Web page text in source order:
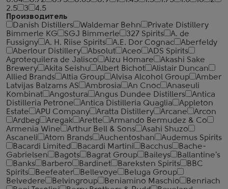
2.5
3
4.5
Производитель
Danish Distillers
Waldemar Behn
Private Distillery
Bimmerle KG
SGJ Bimmerle 327 Spirits
A. de
Fussigny
A. H. Riise Spirits A.E. Dor Cognac
Aberfeldy
Aberlour Distillery
Absolut Aceo
ADS Spirits
Agrotequilera de Jalisco
Aizu Homare
Akashi Sake
Brewery
Akita Seishu Albert Bichot
Alistair Duncan
Allied Brands
Altia Group Alvisa Alcohol Group
Amber
Latvijas Balzams AS
Ambrosia An Cnoc
Anaseuli
Kombinat
Angostura Angus Dundee Distillers
Antica
Distilleria Petrone
Antica Distilleria Quaglia
Appleton
Estate
APU Company Aratta Distillery Arcane
Arcon
Ardbeg
Aregak Arette
Armando Bermudez & Co
Armenia Wine
Arthur Bell & Sons
Asahi Shuzo
Ascaneli
Atom Brands Auchentoshan
Audemus Spirits
Bacardi Limited
Bacardi Martini Bacchus
Bache-
Gabrielsen
Bagots Bagrat Group Baileys
Ballantine's
Banks
Barbero Bardinet Bareksten Spirits
BBC
Spirits
Beefeater Bellevoye
Beluga Group
Belvedere
Belvingroup Beniamino Maschio
Benriach